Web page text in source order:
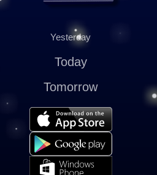
Yesterday
Today
Tomorrow